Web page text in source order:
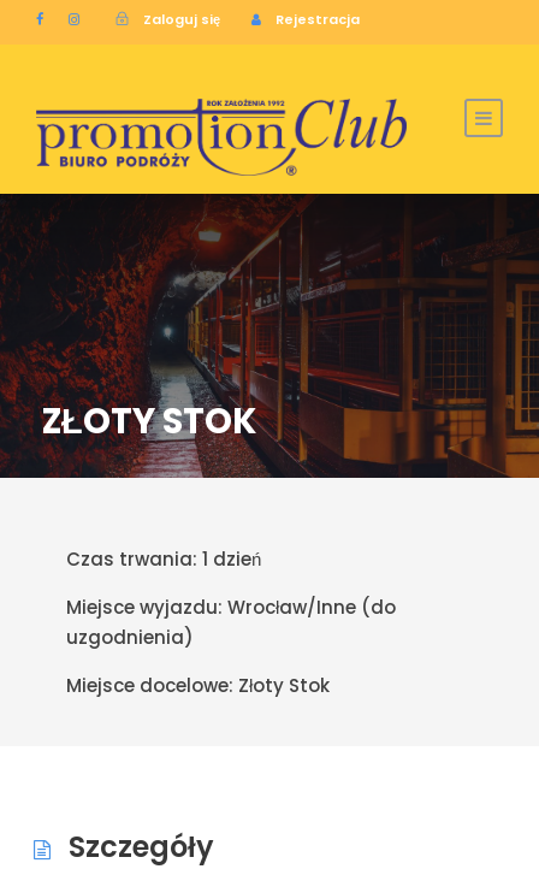
Zaloguj się Rejestracja
ZŁOTY STOK
Czas trwania: 1 dzień
Miejsce wyjazdu: Wrocław/Inne (do
uzgodnienia)
Miejsce docelowe: Złoty Stok
Szczegóły